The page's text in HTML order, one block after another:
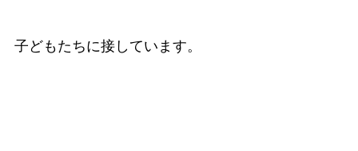
子どもたちに接しています。